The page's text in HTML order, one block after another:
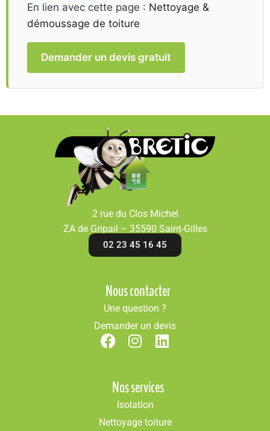
En lien avec cette page : Nettoyage &
démoussage de toiture
Demander un devis gratuit
2 rue du Clos Michel
ZA de Gripail – 35590 Saint-Gilles
02 23 45 16 45
Nous contacter
Une question ?
Demander un devis
Nos services
Isolation
Nettoyage toiture